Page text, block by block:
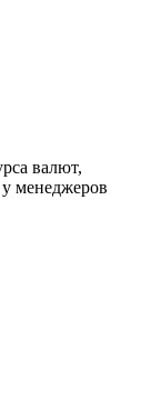
валют,
у менеджеров